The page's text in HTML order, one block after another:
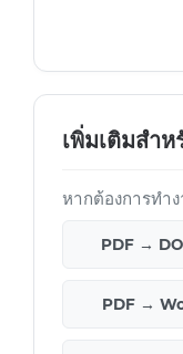
เพิ่มเติมสำ
หากต้องการทำ
PDF →
PDF →